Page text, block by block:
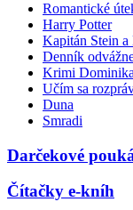
Romantické
Harry Potter
Kapitán Stein
Denník
Krimi
Učím sa
Duna
Smradi
Darčekové
Čítačky e-kníh